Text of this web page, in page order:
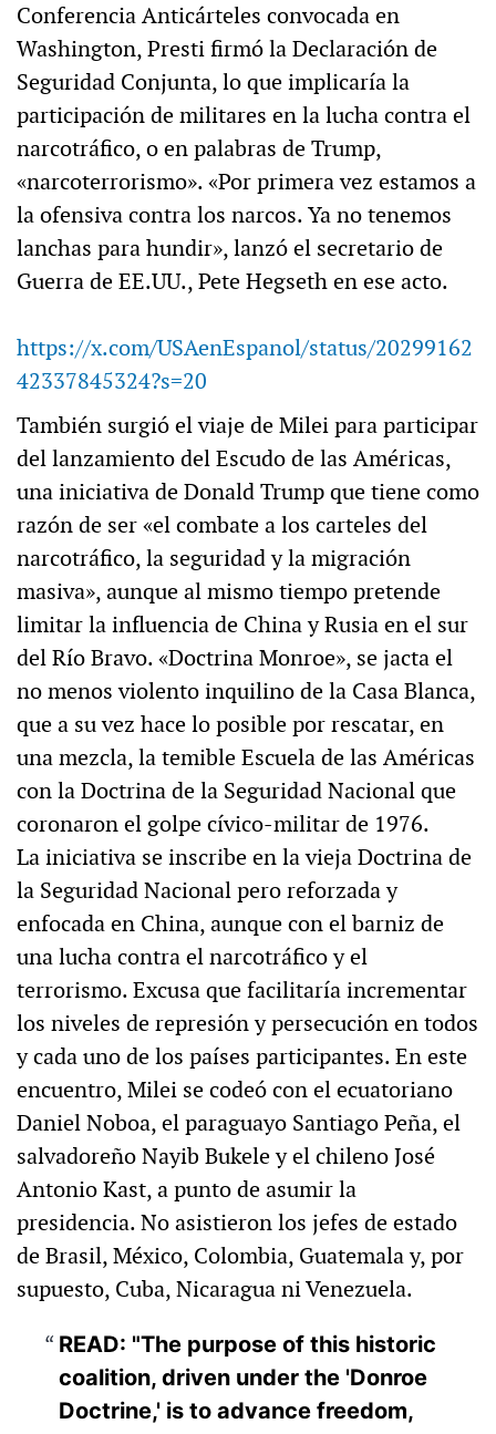
Conferencia Anticárteles convocada en
Washington, Presti firmó la Declaración de
Seguridad Conjunta, lo que implicaría la
participación de militares en la lucha contra el
narcotráfico, o en palabras de Trump,
«narcoterrorismo». «Por primera vez estamos a
la ofensiva contra los narcos. Ya no tenemos
lanchas para hundir», lanzó el secretario de
Guerra de EE.UU., Pete Hegseth en ese acto.
https://x.com/USAenEspanol/status/20299162
42337845324?s=20
También surgió el viaje de Milei para participar
del lanzamiento del Escudo de las Américas,
una iniciativa de Donald Trump que tiene como
razón de ser «el combate a los carteles del
narcotráfico, la seguridad y la migración
masiva», aunque al mismo tiempo pretende
limitar la influencia de China y Rusia en el sur
del Río Bravo. «Doctrina Monroe», se jacta el
no menos violento inquilino de la Casa Blanca,
que a su vez hace lo posible por rescatar, en
una mezcla, la temible Escuela de las Américas
con la Doctrina de la Seguridad Nacional que
coronaron el golpe cívico-militar de 1976.
La iniciativa se inscribe en la vieja Doctrina de
la Seguridad Nacional pero reforzada y
enfocada en China, aunque con el barniz de
una lucha contra el narcotráfico y el
terrorismo. Excusa que facilitaría incrementar
los niveles de represión y persecución en todos
y cada uno de los países participantes. En este
encuentro, Milei se codeó con el ecuatoriano
Daniel Noboa, el paraguayo Santiago Peña, el
salvadoreño Nayib Bukele y el chileno José
Antonio Kast, a punto de asumir la
presidencia. No asistieron los jefes de estado
de Brasil, México, Colombia, Guatemala y, por
supuesto, Cuba, Nicaragua ni Venezuela.
READ: "The purpose of this historic
coalition, driven under the 'Donroe
Doctrine,' is to advance freedom,